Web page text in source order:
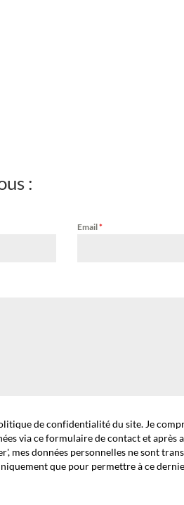
:
Email*
de confidentialité du site. Je
via ce formulaire de contact et après
mes données personnelles ne sont
que pour permettre à ce